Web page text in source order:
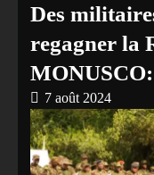
Des
regagner la
7 août 2024